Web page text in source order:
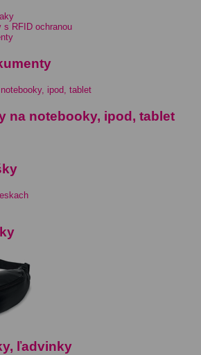
s RFID ochranou
na notebooky, ipod, tablet
ľadvinky